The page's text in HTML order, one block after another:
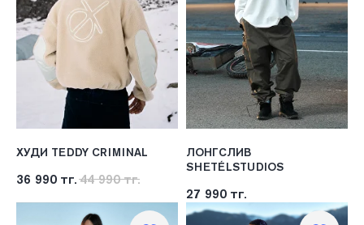
ХУДИ TEDDY CRIMINAL
36 990 тг. 44 990 тг.
ЛОНГСЛИВ
SHETÉLSTUDIOS
27 990 тг.